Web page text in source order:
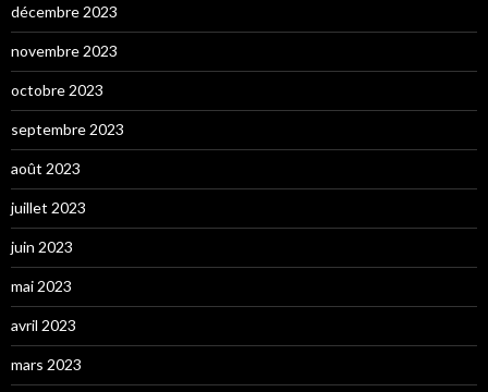
décembre 2023
novembre 2023
octobre 2023
septembre 2023
août 2023
juillet 2023
juin 2023
mai 2023
avril 2023
mars 2023